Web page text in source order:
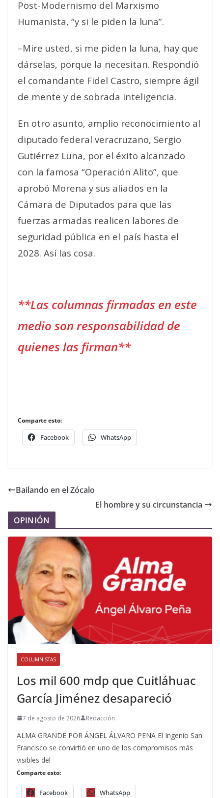
Post-Modernismo del Marxismo
Humanista, “y si le piden la luna”.
–Mire usted, si me piden la luna, hay que
dárselas, porque la necesitan. Respondió
el comandante Fidel Castro, siempre ágil
de mente y de sobrada inteligencia.
En otro asunto, amplio reconocimiento al
diputado federal veracruzano, Sergio
Gutiérrez Luna, por el éxito alcanzado
con la famosa “Operación Alito”, que
aprobó Morena y sus aliados en la
Cámara de Diputados para que las
fuerzas armadas realicen labores de
seguridad pública en el país hasta el
2028. Así las cosa.
**Las columnas firmadas en este
medio son responsabilidad de
quienes las firman**
Comparte esto:
Facebook WhatsApp
Bailando en el Zócalo
El hombre y su circunstancia
OPINIÓN
COLUMNISTAS
Los mil 600 mdp que Cuitláhuac
García Jiménez desapareció
7 de agosto de 2026 Redacción
ALMA GRANDE POR ÁNGEL ÁLVARO PEÑA El Ingenio San
Francisco se convirtió en uno de los compromisos más
visibles del
Comparte esto:
Facebook WhatsApp